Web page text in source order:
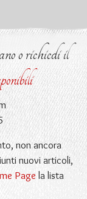
o richiedi il
non ancora
nuovi articoli,
Page la lista